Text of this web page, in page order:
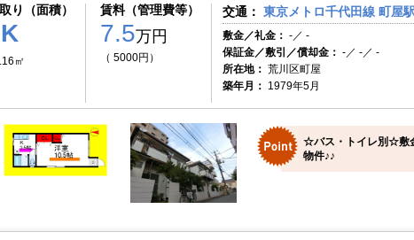
り（面積）
㎡
賃料（管理費等）
7.5万円
（ 5000円）
交通： 東京メトロ千代田線 町屋
敷金／礼金： -／ -
保証金／敷引／償却金： -／ -／ -
所在地： 荒川区町屋
築年月： 1979年5月
☆バス・トイレ別☆敷
物件♪♪